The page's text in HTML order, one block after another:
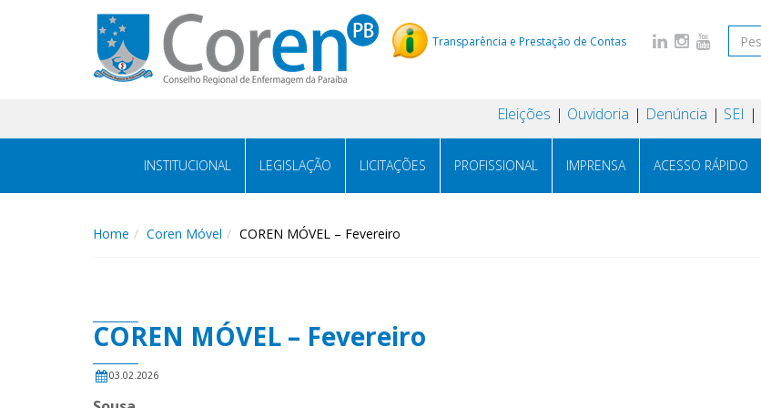
Transparência e Prestação de Contas
Eleições Ouvidoria Denúncia SEI
INSTITUCIONAL LEGISLAÇÃO LICITAÇÕES PROFISSIONAL IMPRENSA ACESSO RÁPIDO
Home Coren Móvel COREN MÓVEL – Fevereiro
COREN MÓVEL – Fevereiro
03.02.2026